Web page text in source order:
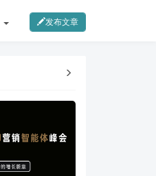
发布文章